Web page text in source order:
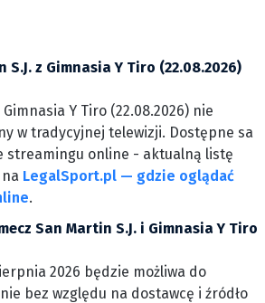
S.J. z Gimnasia Y Tiro (22.08.2026)
Y Tiro (22.08.2026) nie
w tradycyjnej telewizji. Dostępne sa
streamingu online - aktualną listę
LegalSport.pl — gdzie oglądać
.
San Martin S.J. i Gimnasia Y Tiro
2026 będzie możliwa do
bez względu na dostawcę i źródło